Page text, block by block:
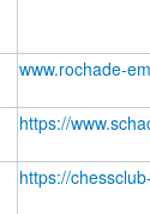
www.rochade-
https://
https://